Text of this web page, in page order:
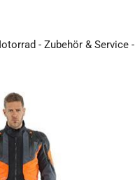
- Zubehör & Service -